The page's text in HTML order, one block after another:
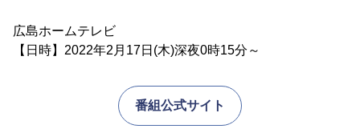
広島ホームテレビ
【日時】2022年2月17日(木)深夜0時15分～
番組公式サイト